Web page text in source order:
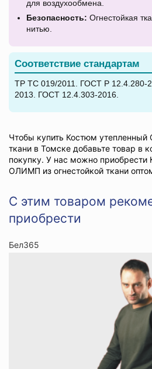
для воздухообмена.
Безопасность: Огнестойкая
нитью.
Соответствие стандартам
ТР ТС 019/2011. ГОСТ Р 12.4.280-
2013. ГОСТ 12.4.303-2016.
Чтобы купить Костюм
ткани в Томске добавьте товар в
покупку. У нас можно приобрести
ОЛИМП из огнестойкой ткани
С этим товаром
приобрести
Бел365